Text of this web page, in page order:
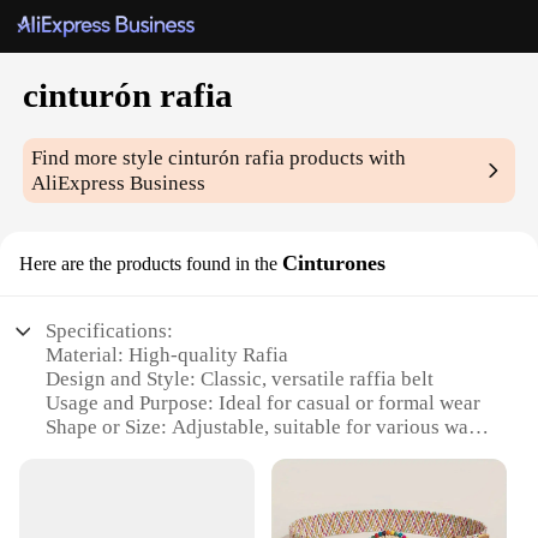
cinturón rafia
Find more stylecinturón rafia products with
AliExpress Business
Here are the products found in the Cinturones
Specifications:
Material: High-quality Rafia
Design and Style: Classic, versatile raffia belt
Usage and Purpose: Ideal for casual or formal wear
Shape or Size: Adjustable, suitable for various waist
Performance and Property: Durable and comfortable